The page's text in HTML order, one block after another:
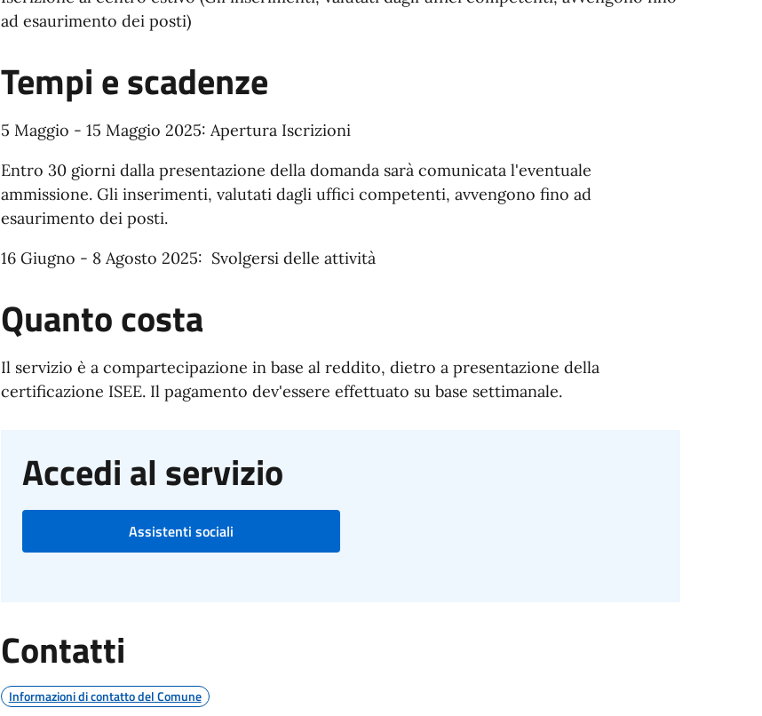
ad esaurimento dei posti)
Tempi e scadenze
5 Maggio - 15 Maggio 2025: Apertura Iscrizioni
Entro 30 giorni dalla presentazione della domanda sarà comunicata l'eventuale
ammissione. Gli inserimenti, valutati dagli uffici competenti, avvengono fino ad
esaurimento dei posti.
16 Giugno - 8 Agosto 2025: Svolgersi delle attività
Quanto costa
Il servizio è a compartecipazione in base al reddito, dietro a presentazione della
certificazione ISEE. Il pagamento dev'essere effettuato su base settimanale.
Accedi al servizio
Assistenti sociali
Contatti
Informazioni di contatto del Comune